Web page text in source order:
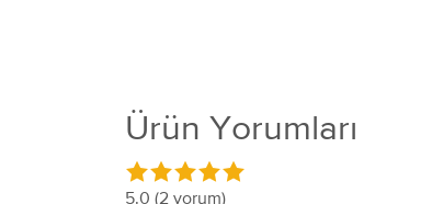
Ürün Yorumları
5.0 (2 yorum)